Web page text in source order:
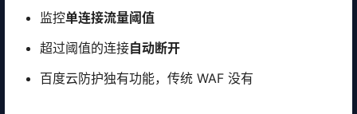
监控单连接流量阈值
超过阈值的连接自动断开
百度云防护独有功能，传统 WAF 没有